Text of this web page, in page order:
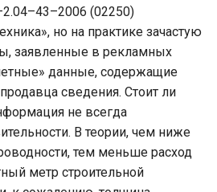
(02250)
но на практике зачастую
заявленные в рекламных
данные, содержащие
сведения. Стоит ли
не всегда
В теории, чем ниже
тем меньше расход
метр строительной